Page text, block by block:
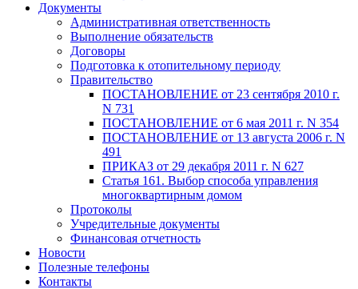
Документы
Административная ответственность
Выполнение обязательств
Договоры
Подготовка к отопительному периоду
Правительство
ПОСТАНОВЛЕНИЕ от 23 сентября 2010 г.
N 731
ПОСТАНОВЛЕНИЕ от 6 мая 2011 г. N 354
ПОСТАНОВЛЕНИЕ от 13 августа 2006 г. N
491
ПРИКАЗ от 29 декабря 2011 г. N 627
Статья 161. Выбор способа управления
многоквартирным домом
Протоколы
Учредительные документы
Финансовая отчетность
Новости
Полезные телефоны
Контакты